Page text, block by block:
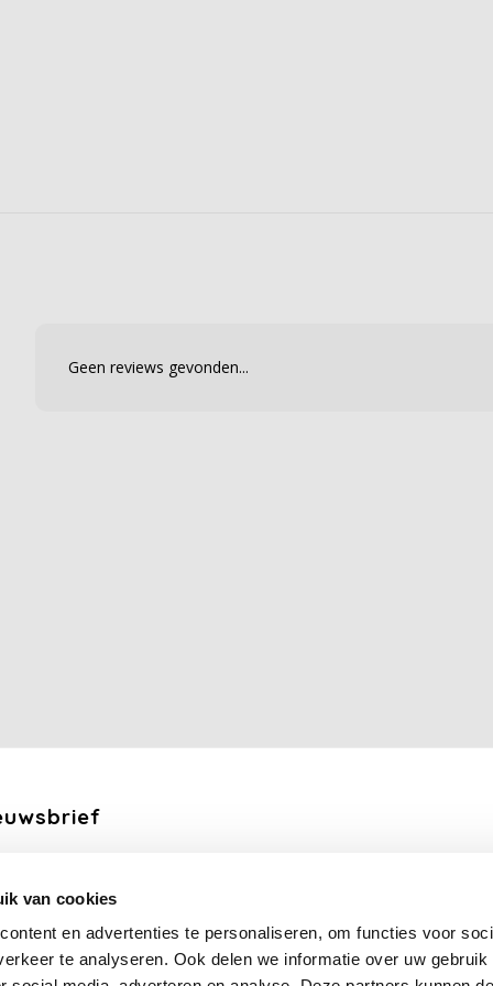
van cookies
en advertenties te personaliseren, om functies voor
te analyseren. Ook delen we informatie over uw gebruik
Geen reviews gevonden...